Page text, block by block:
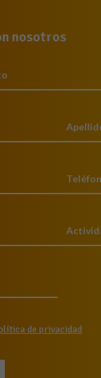
nosotros
de privacidad